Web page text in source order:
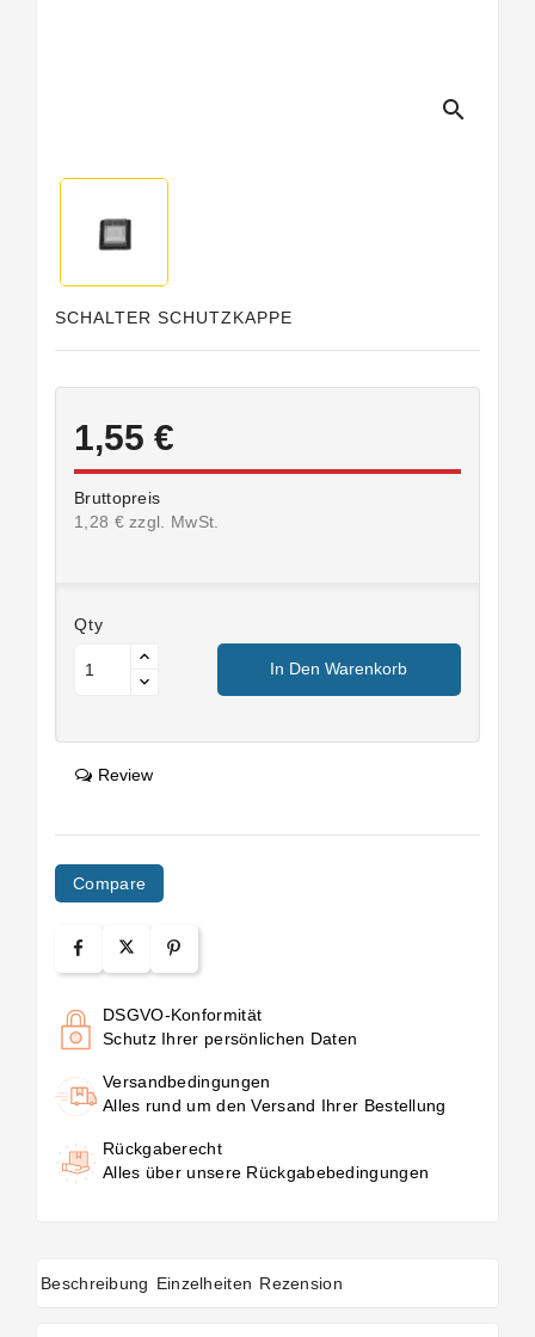
search
SCHALTER SCHUTZKAPPE
1,55 €
Bruttopreis
1,28 € zzgl. MwSt.
Qty
In Den Warenkorb
Review
Compare
DSGVO-Konformität
Schutz Ihrer persönlichen Daten
Versandbedingungen
Alles rund um den Versand Ihrer Bestellung
Rückgaberecht
Alles über unsere Rückgabebedingungen
Beschreibung Einzelheiten Rezension